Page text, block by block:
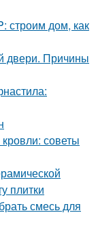
строим дом, как
двери. Причины
советы
плитки
смесь для